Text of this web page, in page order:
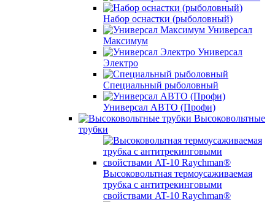
Набор оснастки (рыболовный)
Универсал
Максимум
Универсал
Электро
Специальный рыболовный
Универсал АВТО (Профи)
Высоковольтные
трубки
Высоковольтная термоусаживаемая
трубка с антитрекинговыми
свойствами AT-10 Raychman®